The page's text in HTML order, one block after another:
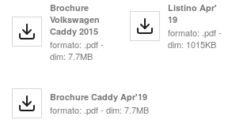
Brochure
Volkswagen
Caddy 2015
formato: .pdf -
dim: 7.7MB
Listino Apr'
19
formato: .pdf -
dim: 1015KB
Brochure Caddy Apr'19
formato: .pdf - dim: 7.7MB